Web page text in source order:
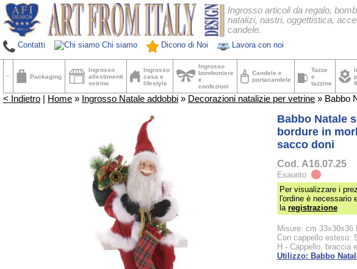
Contatti Chi siamo Dicono di Noi Lavora con noi
Ingrosso articoli da regalo,
natalizi, nastri, oggettistica,
candele.
Packaging
Ingrosso
allestimenti
vetrine
Ingrosso
casa e
lifestyle
Ingrosso
bomboniere
e
confezioni
Candele e
portacandele
Tazze
e
tazzine
< Indietro Home » Ingrosso Natale addobbi » Decorazioni natalizie per vetrine » Babbo
Babbo Natale
bordure in
sacco doni
Cod. A16.07.25
Esaurito
Per visualizzare i
l'ordine è necessario
la registrazione
Misure: cm 33x30x36
Con cappello esteso:
H - Cappello, braccia
Utilizzo: Babbo